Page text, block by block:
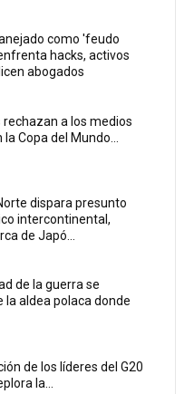
como 'feudo
hacks, activos
abogados
rechazan a los medios
Copa del Mundo...
dispara presunto
intercontinental,
de Japó...
de la guerra se
la aldea polaca donde
de los líderes del G20
la...